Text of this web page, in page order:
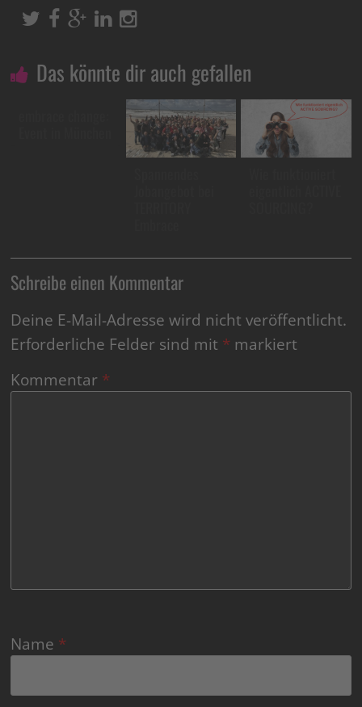
Das könnte dir auch gefallen
Schreibe einen Kommentar
Deine E-Mail-Adresse wird nicht veröffentlicht.
Erforderliche Felder sind mit * markiert
Kommentar *
Name *